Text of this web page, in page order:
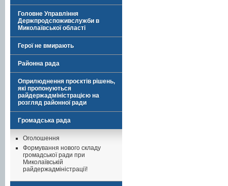
Головне Управління
Держпродспоживслужби в
Миколаївської області
Герої не вмирають
Районна рада
Оприлюднення проєктів рішень,
які пропонуються
райдержадміністрацією на
розгляд районної ради
Громадська рада
Оголошення
Формування нового складу
громадської ради при
Миколаївській
райдержадміністрації!